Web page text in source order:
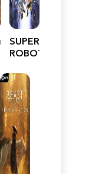
SUPER
ROBOT
Y